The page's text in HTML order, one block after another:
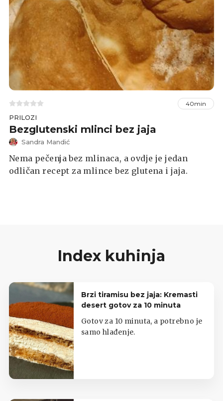
40min
PRILOZI
Bezglutenski mlinci bez jaja
Sandra Mandić
Nema pečenja bez mlinaca, a ovdje je jedan
odličan recept za mlince bez glutena i jaja.
Index kuhinja
Brzi tiramisu bez jaja: Kremasti
desert gotov za 10 minuta
Gotov za 10 minuta, a potrebno je
samo hlađenje.